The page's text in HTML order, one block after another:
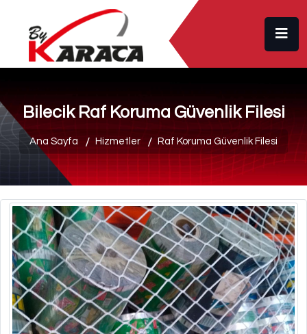
Bilecik Raf Koruma Güvenlik Filesi
Ana Sayfa Hizmetler Raf Koruma Güvenlik Filesi